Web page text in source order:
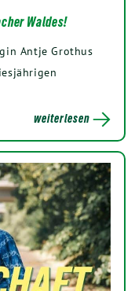
Waldes!
Antje Grothus
weiterlesen